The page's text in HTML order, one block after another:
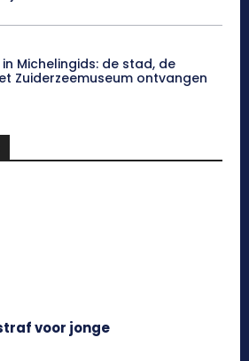
Michelingids: de stad, de
Zuiderzeemuseum ontvangen
voor jonge